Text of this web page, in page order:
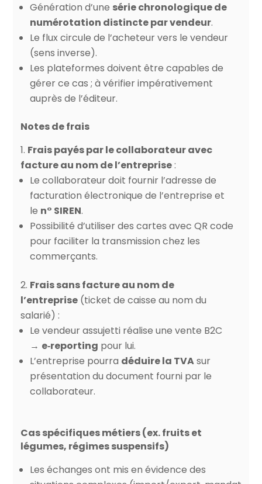
Génération d’une série chronologique de
numérotation distincte par vendeur.
Le flux circule de l’acheteur vers le vendeur
(sens inverse).
Les plateformes doivent être capables de
gérer ce cas ; à vérifier impérativement
auprès de l’éditeur.
Notes de frais
Frais payés par le collaborateur avec
facture au nom de l’entreprise:
Le collaborateur doit fournir l’adresse de
facturation électronique de l’entreprise et
le n° SIREN.
Possibilité d’utiliser des cartes avec QR code
pour faciliter la transmission chez les
commerçants.
Frais sans facture au nom de
l’entreprise(ticket de caisse au nom du
salarié) :
Le vendeur assujetti réalise une vente B2C
→ e‑reporting pour lui.
L’entreprise pourra déduire la TVAsur
présentation du document fourni par le
collaborateur.
Cas spécifiques métiers (ex. fruits et
légumes, régimes suspensifs)
Les échanges ont mis en évidence des